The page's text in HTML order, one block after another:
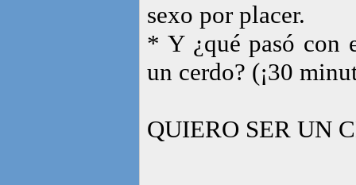
sexo por placer.
* Y ¿qué pasó con
un cerdo? (¡30
QUIERO SER UN